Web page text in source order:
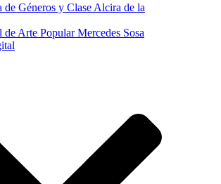
de Géneros y Clase Alcira de la
de Arte Popular Mercedes Sosa